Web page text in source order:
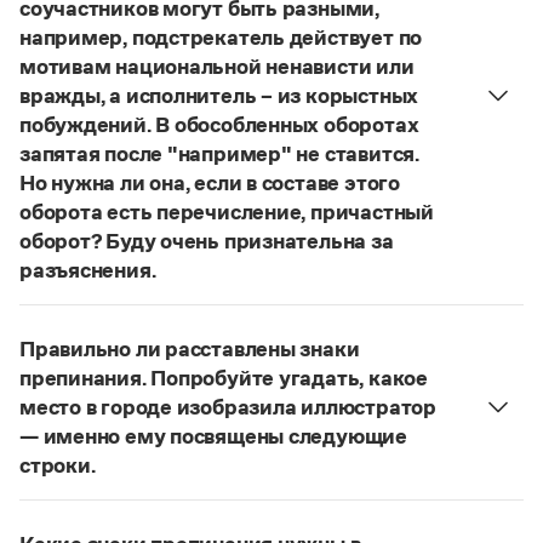
Словари русского языка как государственного
Справочники
Правила русской орфографии и пунктуации
Русский язык. Краткий теоретический курс
для школьников
Письмовник
Справочник по пунктуации
Словарь-справочник трудностей
Справочник по фразеологии
Словарь-справочник непростые слова
Все справочники портала
Журнал
Управление в русском языке
Словарь русских имён
Словарь методических терминов
Правила русской орфографии и пунктуации
(1956)
соучастников могут быть разными,
например, подстрекатель действует по
мотивам национальной ненависти или
вражды, а исполнитель – из корыстных
побуждений. В обособленных оборотах
запятая после "например" не ставится.
Но нужна ли она, если в составе этого
оборота есть перечисление, причастный
оборот? Буду очень признательна за
разъяснения.
В § 94«Правил русской орфографии и пунктуации»
слова и сочетания слов, стоящие на границе
частей сложного предложения и относящиеся к
следующему за ними предложению,
не отделяются от него запятой:Послышался
резкий стук, должно быть сорвалась ставня
По этому правилу запятая посленапример
не нужна:Мотивы совершения преступления у
Правильно ли расставлены знаки
препинания. Попробуйте угадать, какое
место в городе изобразила иллюстратор
— именно ему посвящены следующие
строки.
Нужно закрыть запятой придаточную часть: